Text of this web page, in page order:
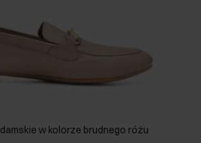
w kolorze brudnego różu